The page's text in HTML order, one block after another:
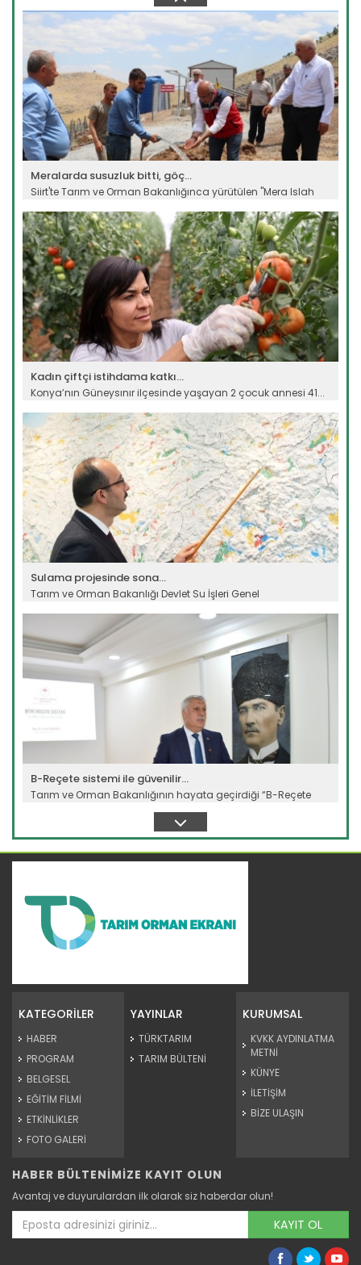
Devamını Oku ->
Meralarda susuzluk bitti, göç...
Siirt'te Tarım ve Orman Bakanlığınca yürütülen "Mera Islah
Devamını Oku ->
Kadın çiftçi istihdama katkı...
Konya’nın Güneysınır ilçesinde yaşayan 2 çocuk annesi 41...
Devamını Oku ->
Sulama projesinde sona...
Tarım ve Orman Bakanlığı Devlet Su İşleri Genel
B-Reçete sistemi ile güvenilir...
Tarım ve Orman Bakanlığının hayata geçirdiği “B-Reçete
karşılanması...
Kağızman kayısısı lezzetini...
Kars'ın Kağızman ilçesinde, Aras Vadisi'nde mikroklimada
yetişen...
Devamını Oku ->
KATEGORİLER
HABER
PROGRAM
BELGESEL
EĞİTİM FİLMİ
ETKİNLİKLER
FOTO GALERİ
YAYINLAR
TÜRKTARIM
TARIM BÜLTENİ
KURUMSAL
KVKK AYDINLATMA
METNİ
KÜNYE
İLETİŞİM
BİZE ULAŞIN
HABER BÜLTENİMİZE KAYIT OLUN
Avantaj ve duyurulardan ilk olarak siz haberdar olun!
KAYIT OL